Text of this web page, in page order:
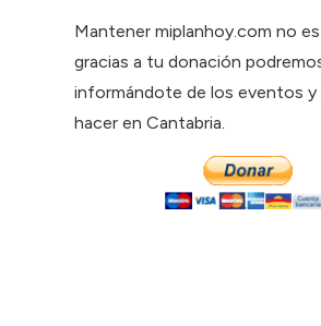
Mantener miplanhoy.com no
gracias a tu donación
informándote de los eventos y
hacer en Cantabria.